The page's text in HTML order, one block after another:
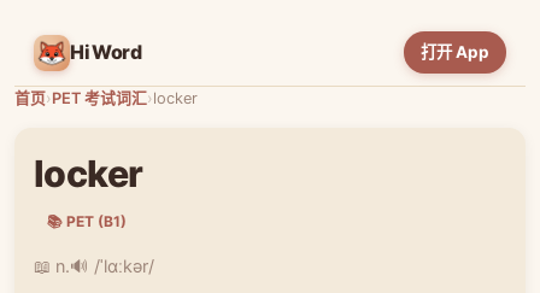
HiWord 打开 App
首页›PET 考试词汇›locker
locker
📚 PET (B1)
📖 n.🔊 /ˈlɑːkər/